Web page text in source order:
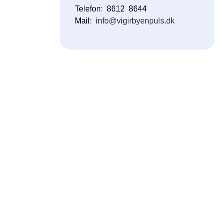
Telefon: 8612 8644
Mail: info@vigirbyenpuls.dk